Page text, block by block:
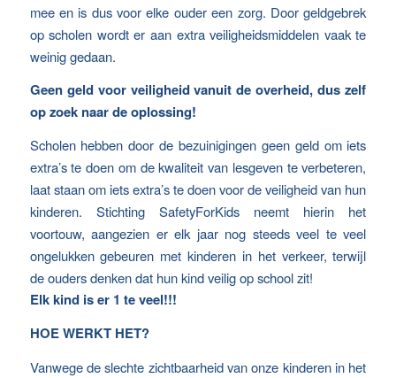
mee en is dus voor elke ouder een zorg. Door geldgebrek
op scholen wordt er aan extra veiligheidsmiddelen vaak te
weinig gedaan.
Geen geld voor veiligheid vanuit de overheid, dus zelf
op zoek naar de oplossing!
Scholen hebben door de bezuinigingen geen geld om iets
extra’s te doen om de kwaliteit van lesgeven te verbeteren,
laat staan om iets extra’s te doen voor de veiligheid van hun
kinderen. Stichting SafetyForKids neemt hierin het
voortouw, aangezien er elk jaar nog steeds veel te veel
ongelukken gebeuren met kinderen in het verkeer, terwijl
de ouders denken dat hun kind veilig op school zit!
Elk kind is er 1 te veel!!!
HOE WERKT HET?
Vanwege de slechte zichtbaarheid van onze kinderen in het